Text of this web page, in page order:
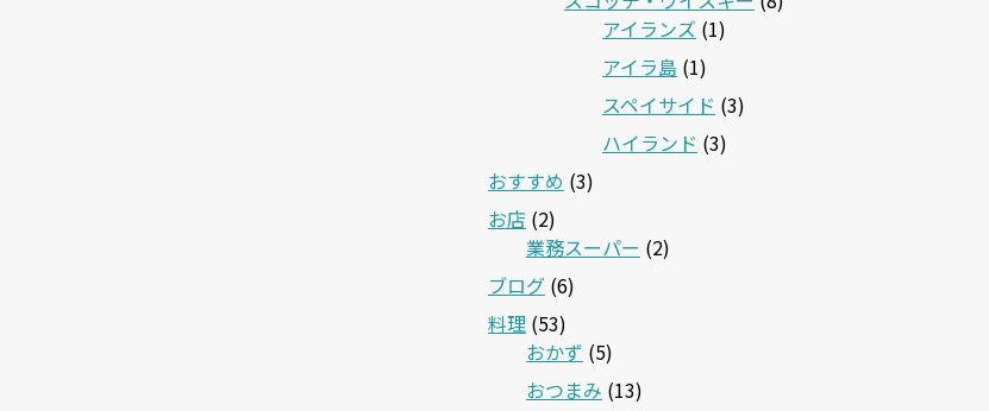
アイランズ (1)
アイラ島 (1)
スペイサイド (3)
ハイランド (3)
おすすめ (3)
お店 (2)
業務スーパー (2)
ブログ (6)
料理 (53)
おかず (5)
おつまみ (13)